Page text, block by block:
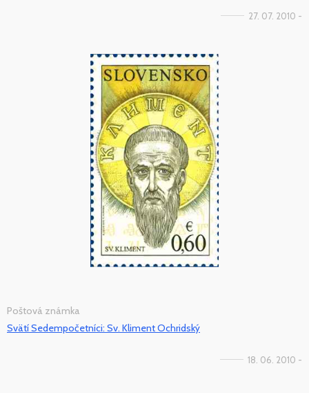
27. 07. 2010 -
Poštová známka
Svätí Sedempočetníci: Sv. Kliment Ochridský
18. 06. 2010 -